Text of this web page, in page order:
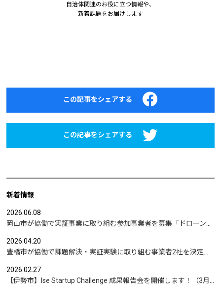
自治体関連のお役に立つ情報や、
新着課題をお届けします
この記事をシェアする
この記事をシェアする
新着情報
2026.06.08
岡山市が協働で実証事業に取り組む参加事業者を募集「ドローンを活用した沿岸部への避難情報伝達の検証」など
2026.04.20
豊橋市が協働で課題解決・実証実験に取り組む事業者2社を決定｜実証テーマは「地域包括支援センターの業務マニュアル整備」と「給食注文管理のシステム化」
2026.02.27
【伊勢市】Ise Startup Challenge 成果報告会を開催します！（3月19日開催）